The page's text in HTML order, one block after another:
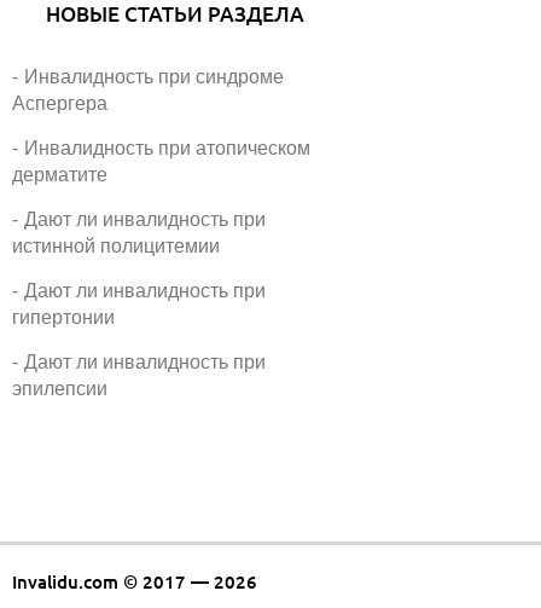
НОВЫЕ СТАТЬИ РАЗДЕЛА
Инвалидность при синдроме
Аспергера
Инвалидность при атопическом
дерматите
Дают ли инвалидность при
истинной полицитемии
Дают ли инвалидность при
гипертонии
Дают ли инвалидность при
эпилепсии
Invalidu.com © 2017 — 2026